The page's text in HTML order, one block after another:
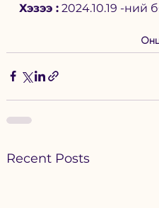
Хэзээ : 2024.10.19 -ний
Recent Posts